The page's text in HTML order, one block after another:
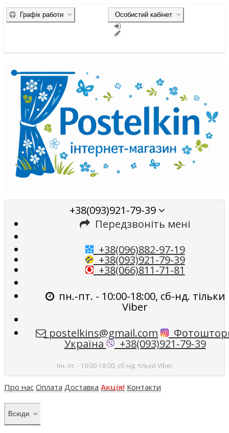
Особистий кабінет
Графік работи
+38(093)921-79-39
Передзвоніть мені
+38(096)882-97-19
+38(093)921-79-39
+38(066)811-71-81
пн.-пт. - 10:00-18:00, сб-нд. тільки
Viber
postelkins@gmail.com
Україна +38(093)921-79-39
пн.-пт. - 10:00-18:00, сб-нд. тільки Viber
Про нас Оплата Доставка Акція! Контакти
Всюди